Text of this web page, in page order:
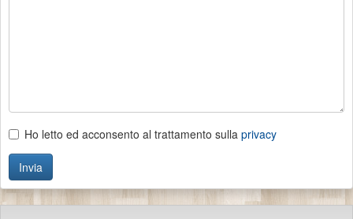
Ho letto ed acconsento al trattamento sulla privacy